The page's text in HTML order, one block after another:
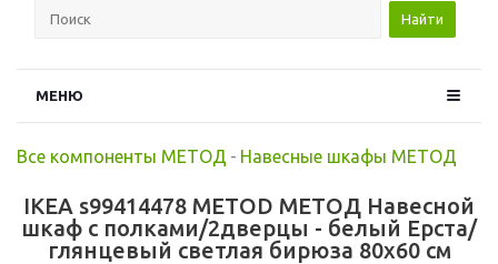
Найти
МЕНЮ
Все компоненты МЕТОД - Навесные шкафы МЕТОД
IKEA s99414478 METOD МЕТОД Навесной
шкаф с полками/2дверцы - белый Ерста/
глянцевый светлая бирюза 80x60 см